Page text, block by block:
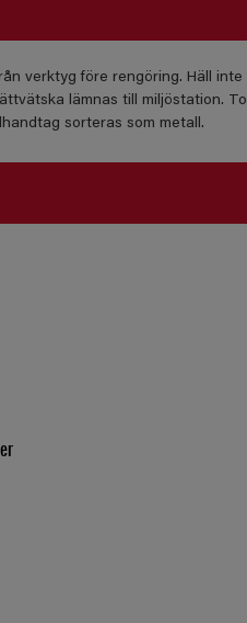
verktyg före rengöring. Häll
lämnas till miljöstation.
sorteras som metall.